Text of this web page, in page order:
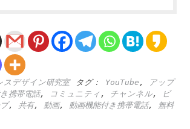
スデザイン研究室 タグ： YouTube ,
アップ
携帯電話, コミュニティ , チャンネル,
ビ
, 共有, 動画, 動画機能付き携帯電話, 無料